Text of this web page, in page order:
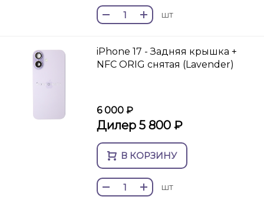
шт
iPhone 17 - Задняя крышка +
NFC ORIG снятая (Lavender)
6 000 ₽
Дилер 5 800 ₽
В КОРЗИНУ
шт